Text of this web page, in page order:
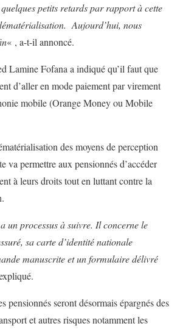
petits retards par rapport à cette
Aujourd’hui, nous
« , a-t-il annoncé.
Lamine Fofana a indiqué qu’il faut que
d’aller en mode paiement par virement
mobile (Orange Money ou Mobile
des moyens de perception
va permettre aux pensionnés d’accéder
à leurs droits tout en luttant contre la
un processus à suivre. Il concerne le
sa carte d’identité nationale
manuscrite et un formulaire délivré
pensionnés seront désormais épargnés des
et autres risques notamment les